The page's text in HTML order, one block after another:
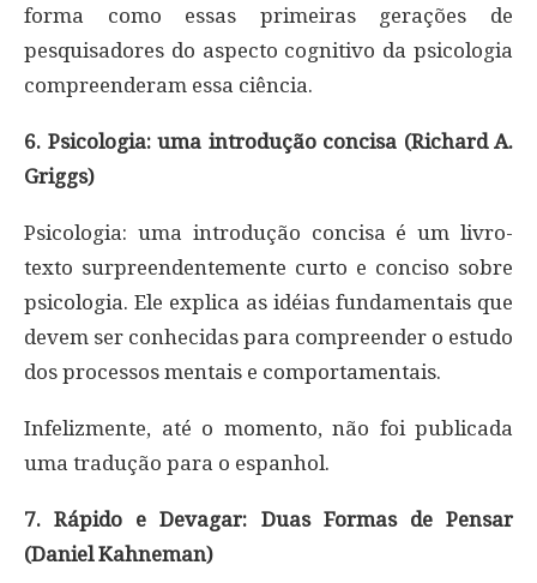
forma como essas primeiras gerações de
pesquisadores do aspecto cognitivo da psicologia
compreenderam essa ciência.
6. Psicologia: uma introdução concisa (Richard A.
Griggs)
Psicologia: uma introdução concisa é um livro-
texto surpreendentemente curto e conciso sobre
psicologia. Ele explica as idéias fundamentais que
devem ser conhecidas para compreender o estudo
dos processos mentais e comportamentais.
Infelizmente, até o momento, não foi publicada
uma tradução para o espanhol.
7. Rápido e Devagar: Duas Formas de Pensar
(Daniel Kahneman)